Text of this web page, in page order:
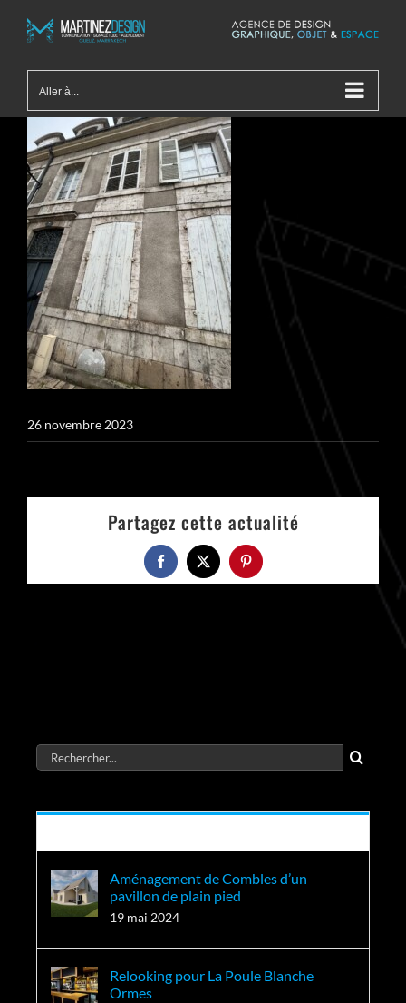
contenu
Aller à...
26 novembre 2023
Partagez cette actualité
Facebook
X Pinterest
Rechercher:
Aménagement de Combles d’un
pavillon de plain pied
19 mai 2024
Relooking pour La Poule Blanche
Ormes